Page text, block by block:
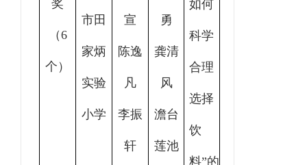
奖
（6
个）
市田
家炳
实验
小学
宣
陈逸
凡
李振
轩
勇
龚清
风
澹台
莲池
如何
科学
合理
选择
饮
料”的